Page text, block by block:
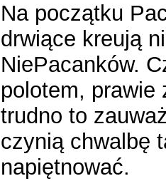
Na początku
drwiące kreują
NiePacanków.
polotem, prawie
trudno to
czynią chwalbę
napiętnować.